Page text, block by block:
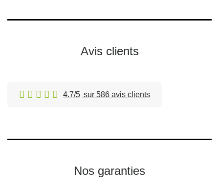
Avis clients
4.7/5 sur 586 avis clients
Nos garanties